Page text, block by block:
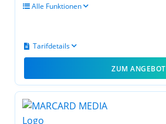
Alle Funktionen
Tarifdetails
ZUM ANGEBOT